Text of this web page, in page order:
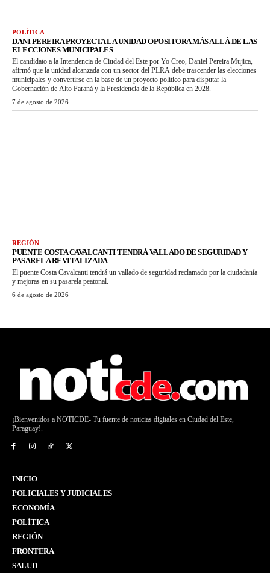
POLÍTICA
DANI PEREIRA PROYECTA LA UNIDAD OPOSITORA MÁS ALLÁ DE LAS
ELECCIONES MUNICIPALES
El candidato a la Intendencia de Ciudad del Este por Yo Creo, Daniel Pereira Mujica,
afirmó que la unidad alcanzada con un sector del PLRA debe trascender las elecciones
municipales y convertirse en la base de un proyecto político para disputar la
Gobernación de Alto Paraná y la Presidencia de la República en 2028.
7 de agosto de 2026
REGIÓN
PUENTE COSTA CAVALCANTI TENDRÁ VALLADO DE SEGURIDAD Y
PASARELA REVITALIZADA
El puente Costa Cavalcanti tendrá un vallado de seguridad reclamado por la ciudadanía
y mejoras en su pasarela peatonal.
6 de agosto de 2026
¡Bienvenidos a NOTICDE- Tu fuente de noticias digitales en Ciudad del Este,
Paraguay!.
INICIO
POLICIALES Y JUDICIALES
ECONOMÍA
POLÍTICA
REGIÓN
FRONTERA
SALUD